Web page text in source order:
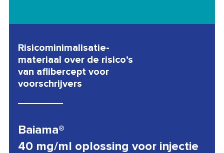
Risicominimalisatie-
materiaal over de risico’s
van aflibercept voor
voorschrijvers
Baiama®
40 mg/ml oplossing voor injectie